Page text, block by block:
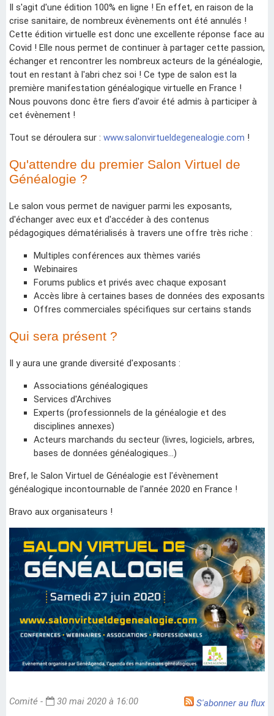
Il s'agit d'une édition 100% en ligne ! En effet, en raison de la
crise sanitaire, de nombreux évènements ont été annulés !
Cette édition virtuelle est donc une excellente réponse face au
Covid ! Elle nous permet de continuer à partager cette passion,
échanger et rencontrer les nombreux acteurs de la généalogie,
tout en restant à l'abri chez soi ! Ce type de salon est la
première manifestation généalogique virtuelle en France !
Nous pouvons donc être fiers d'avoir été admis à participer à
cet évènement !
Tout se déroulera sur : www.salonvirtueldegenealogie.com !
Qu'attendre du premier Salon Virtuel de
Généalogie ?
Le salon vous permet de naviguer parmi les exposants,
d'échanger avec eux et d'accéder à des contenus
pédagogiques dématérialisés à travers une offre très riche :
Multiples conférences aux thèmes variés
Webinaires
Forums publics et privés avec chaque exposant
Accès libre à certaines bases de données des exposants
Offres commerciales spécifiques sur certains stands
Qui sera présent ?
Il y aura une grande diversité d'exposants :
Associations généalogiques
Services d'Archives
Experts (professionnels de la généalogie et des
disciplines annexes)
Acteurs marchands du secteur (livres, logiciels, arbres,
bases de données généalogiques...)
Bref, le Salon Virtuel de Généalogie est l'évènement
généalogique incontournable de l'année 2020 en France !
Bravo aux organisateurs !
Comité - 30 mai 2020 à 16:00 S'abonner au flux